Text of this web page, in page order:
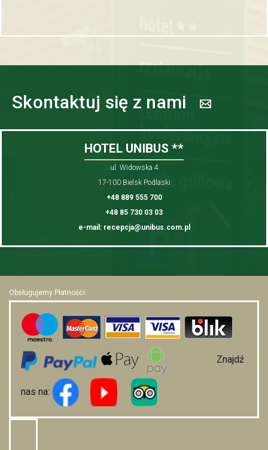
Skontaktuj się z nami
HOTEL UNIBUS **
ul. Widowska 4
17-100 Bielsk Podlaski
+48 889 555 700
+48 85 730 03 03
e-mail: recepcja@unibus.com.pl
Obsługujemy Płatności:
Znajdź
nas na: